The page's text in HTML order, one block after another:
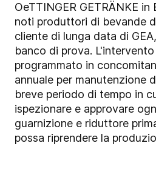
OeTTINGER GETRÄNKE
noti produttori di bevande
cliente di lunga data di
banco di prova.
programmato in
annuale per manutenzione
breve periodo di tempo in
ispezionare e approvare
guarnizione e riduttore
possa riprendere la